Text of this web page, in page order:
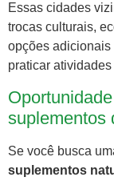
Essas cidades
trocas culturais,
opções adicionais
praticar
suplementos
Se você busca
suplementos